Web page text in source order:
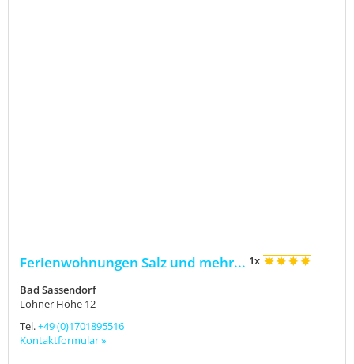
Ferienwohnungen Salz und mehr... 1x
Bad Sassendorf
Lohner Höhe 12
Tel.+49 (0)1701895516
Kontaktformular »